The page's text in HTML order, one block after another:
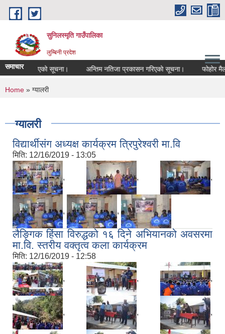
Skip to main content
सुनिलस्मृति गाउँपालिका
लुम्बिनी प्रदेश
समाचार
गरिएको सूचना। अन्तिम नतिजा प्रकासन गरिएकाे सूचना। फोहोर मैला
You are here
Home » ग्यालरी
ग्यालरी
विद्यार्थीसंग अध्यक्ष कार्यक्रम त्रिपुरेश्वरी मा.वि
मिति: 12/16/2019 - 13:05
, , ,
, ,
लैङ्गिक हिंसा विरुद्धको १६ दिने अभियानको अवसरमा
मा.वि. स्तरीय वक्तृत्व कला कार्यक्रम
मिति: 12/16/2019 - 12:58
, , ,
, , ,